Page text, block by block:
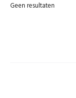
Geen resultaten